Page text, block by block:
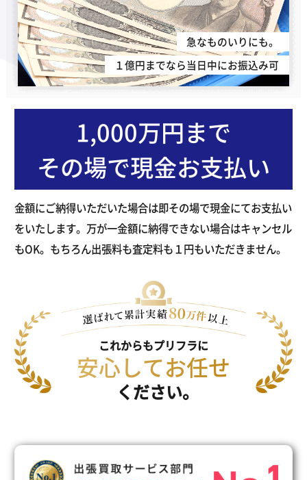
急なものいりにも。
１億円までなら当日中にお振込み可
1,000万円まで
その場で現金お支払い
金額にご納得いただいた場合は即その場で現金にてお支払い
をいたします。万が一金額に納得できない場合はキャンセル
もOK。もちろん出張料も査定料も１円もいただきません。
これからもプリフラに
安心してお任せ
ください。